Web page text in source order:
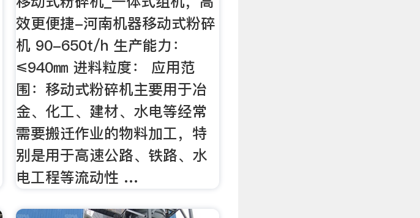
效更便捷-河南机器移动式粉碎
机 90-650t/h 生产能力：
≤940㎜ 进料粒度： 应用范
围：移动式粉碎机主要用于冶
金、化工、建材、水电等经常
需要搬迁作业的物料加工，特
别是用于高速公路、铁路、水
电工程等流动性 …